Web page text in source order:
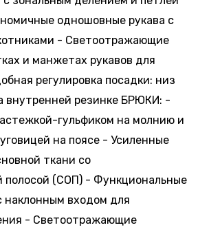
одношовные рукава с
- Светоотражающие
и манжетах рукавов для
регулировка посадки: низ
внутренней резинке БРЮКИ: -
гульфиком на молнию и
на поясе - Усиленные
ткани со
полосой (СОП) - Функциональные
наклонным входом для
- Светоотражающие